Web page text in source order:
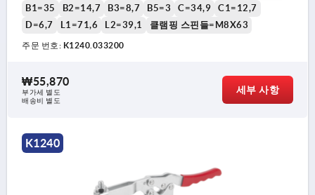
B1=35
B2=14,7 B3=8,7 B5=3 C=34,9
C1=12,7
D=6,7
L1=71,6 L2=39,1 클램핑 스핀들=M8X63
주문 번호: K1240.033200
₩55,870
부가세 별도
배송비 별도
세부 사항
K1240